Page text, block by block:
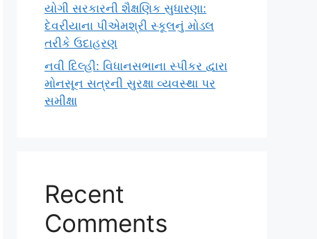
યોગી સરકારની શૈક્ષણિક સુધારણા:
દેવરીયાના પીએમશ્રી સ્કૂલનું મોડલ
તરીકે ઉદાહરણ
નવી દિલ્હી: વિધાનસભાના સ્પીકર દ્વારા
મોનસૂન સત્રની સુરક્ષા વ્યવસ્થા પર
સમીક્ષા
Recent
Comments